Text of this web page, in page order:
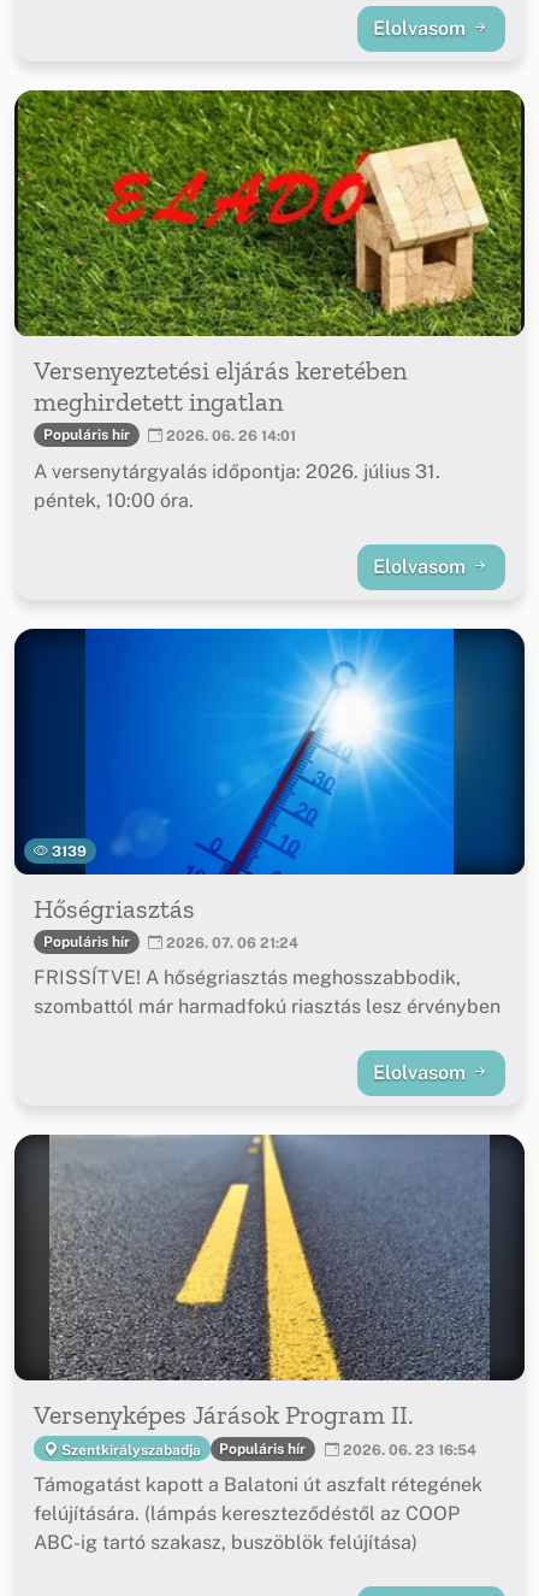
Elolvasom
Versenyeztetési eljárás keretében
meghirdetett ingatlan
Populáris hír 2026. 06. 26 14:01
A versenytárgyalás időpontja: 2026. július 31.
péntek, 10:00 óra.
Elolvasom
3139
Hőségriasztás
Populáris hír 2026. 07. 06 21:24
FRISSÍTVE! A hőségriasztás meghosszabbodik,
szombattól már harmadfokú riasztás lesz érvényben
Elolvasom
Versenyképes Járások Program II.
Szentkirályszabadja Populáris hír 2026. 06. 23 16:54
Támogatást kapott a Balatoni út aszfalt rétegének
felújítására. (lámpás kereszteződéstől az COOP
ABC-ig tartó szakasz, buszöblök felújítása)